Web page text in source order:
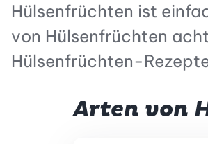
Hülsenfrüchten ist
von Hülsenfrüchten
Hülsenfrüchten-
Arten von